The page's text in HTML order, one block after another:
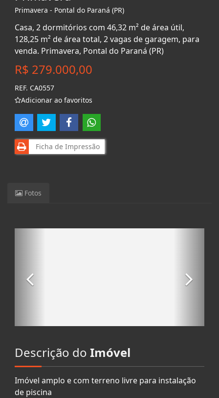
Primavera - Pontal do Paraná (PR)
Casa, 2 dormitórios com 46,32 m² de área útil,
128,25 m² de área total, 2 vagas de garagem, para
venda. Primavera, Pontal do Paraná (PR)
R$ 279.000,00
REF. CA0557
Adicionar ao favoritos
Ficha de Impressão
Fotos
Descrição do Imóvel
Imóvel amplo e com terreno livre para instalação
de piscina